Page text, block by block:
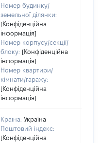
Номер будинку/
земельної ділянки:
[Конфіденційна
інформація]
Номер корпусу/секції/
блоку: [Конфіденційна
інформація]
Номер квартири/
кімнати/гаражу:
[Конфіденційна
інформація]
Країна: Україна
Поштовий індекс:
[Конфіденційна